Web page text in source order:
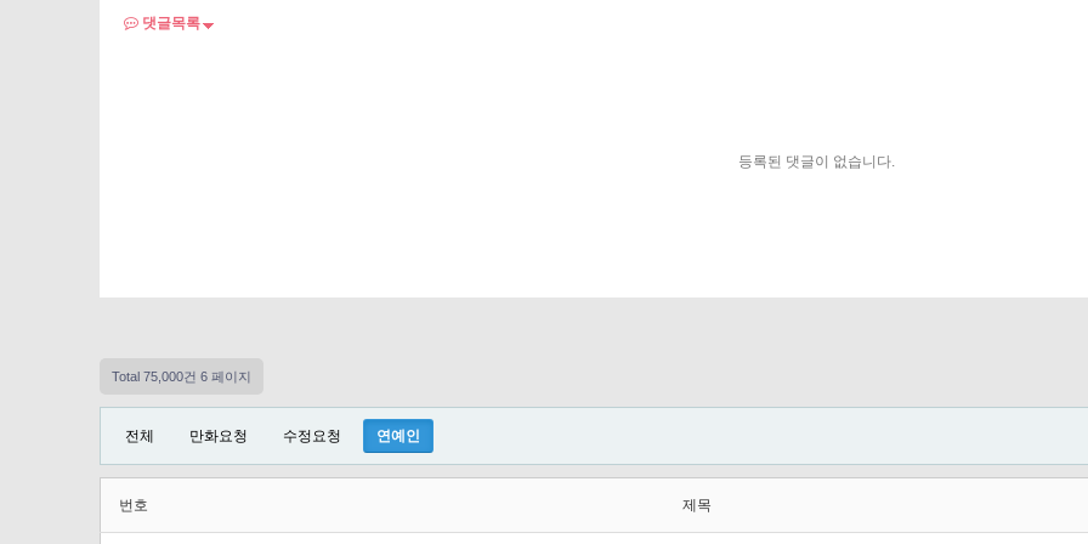
댓글목록
등록된 댓글이 없습니다.
Total 75,000건 6 페이지
전체 만화요청 수정요청 연예인
번호 제목